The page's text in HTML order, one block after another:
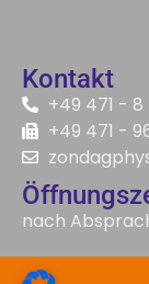
Kontakt
+49 471 - 8
+49 471 -
nach